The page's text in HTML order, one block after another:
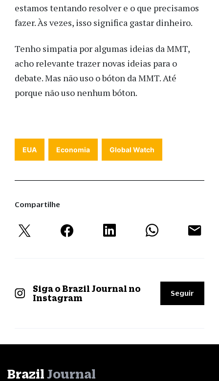
estamos tentando resolver e o que precisamos
fazer. Às vezes, isso significa gastar dinheiro.
Tenho simpatia por algumas ideias da MMT,
acho relevante trazer novas ideias para o
debate. Mas não uso o bóton da MMT. Até
porque não uso nenhum bóton.
EUA Economia Global Watch
Compartilhe
Siga o Brazil Journal no
Instagram
Seguir
Brazil Journal